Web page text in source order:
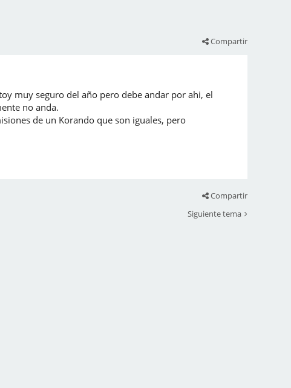
Compartir
muy seguro del año pero debe andar por ahi, el
no anda.
de un Korando que son iguales, pero
Compartir
Siguiente tema